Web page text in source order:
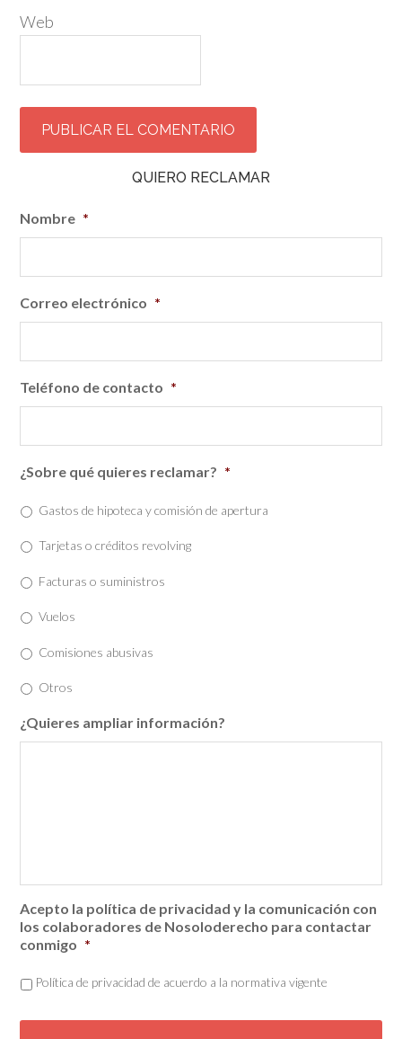
Web
QUIERO RECLAMAR
Nombre *
Correo electrónico *
Teléfono de contacto *
¿Sobre qué quieres reclamar? *
Gastos de hipoteca y comisión de apertura
Tarjetas o créditos revolving
Facturas o suministros
Vuelos
Comisiones abusivas
Otros
¿Quieres ampliar información?
Acepto la política de privacidad y la comunicación con
los colaboradores de Nosoloderecho para contactar
conmigo *
Política de privacidad de acuerdo a la normativa vigente